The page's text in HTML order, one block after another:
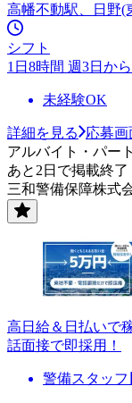
高幡不動駅、日野(
シフト
1日8時間 週3日か
未経験OK
詳細を見る
応募画
アルバイト・パート
あと2日で掲載終了
三和警備保障株式
高日給＆日払いで
話面接で即採用！
警備スタッフ